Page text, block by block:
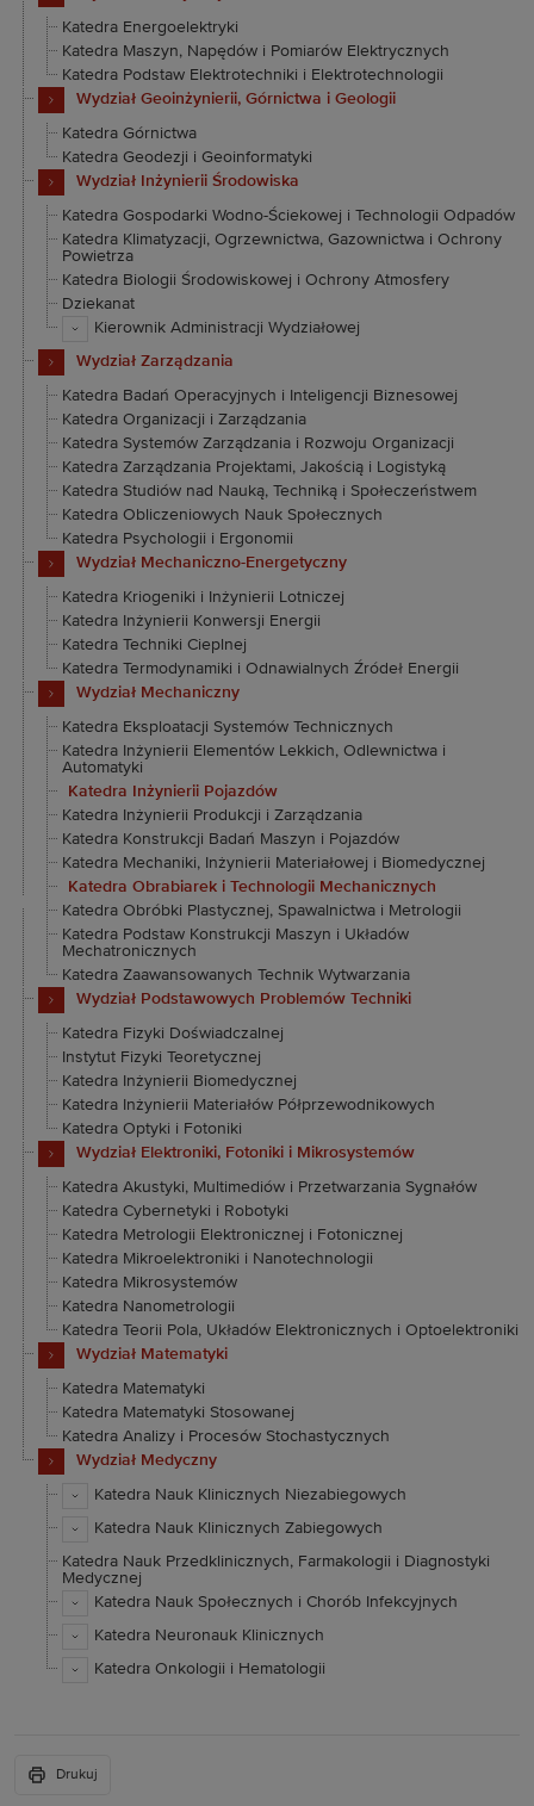
Katedra Energoelektryki
Katedra Maszyn, Napędów i Pomiarów Elektrycznych
Katedra Podstaw Elektrotechniki i Elektrotechnologii
Wydział Geoinżynierii, Górnictwa i Geologii
Katedra Górnictwa
Katedra Geodezji i Geoinformatyki
Wydział Inżynierii Środowiska
Katedra Gospodarki Wodno-Ściekowej i Technologii Odpadów
Katedra Klimatyzacji, Ogrzewnictwa, Gazownictwa i Ochrony
Powietrza
Katedra Biologii Środowiskowej i Ochrony Atmosfery
Dziekanat
Kierownik Administracji Wydziałowej
Wydział Zarządzania
Katedra Badań Operacyjnych i Inteligencji Biznesowej
Katedra Organizacji i Zarządzania
Katedra Systemów Zarządzania i Rozwoju Organizacji
Katedra Zarządzania Projektami, Jakością i Logistyką
Katedra Studiów nad Nauką, Techniką i Społeczeństwem
Katedra Obliczeniowych Nauk Społecznych
Katedra Psychologii i Ergonomii
Wydział Mechaniczno-Energetyczny
Katedra Kriogeniki i Inżynierii Lotniczej
Katedra Inżynierii Konwersji Energii
Katedra Techniki Cieplnej
Katedra Termodynamiki i Odnawialnych Źródeł Energii
Wydział Mechaniczny
Katedra Eksploatacji Systemów Technicznych
Katedra Inżynierii Elementów Lekkich, Odlewnictwa i
Automatyki
Katedra Inżynierii Pojazdów
Katedra Inżynierii Produkcji i Zarządzania
Katedra Konstrukcji Badań Maszyn i Pojazdów
Katedra Mechaniki, Inżynierii Materiałowej i Biomedycznej
Katedra Obrabiarek i Technologii Mechanicznych
Katedra Obróbki Plastycznej, Spawalnictwa i Metrologii
Katedra Podstaw Konstrukcji Maszyn i Układów
Mechatronicznych
Katedra Zaawansowanych Technik Wytwarzania
Wydział Podstawowych Problemów Techniki
Katedra Fizyki Doświadczalnej
Instytut Fizyki Teoretycznej
Katedra Inżynierii Biomedycznej
Katedra Inżynierii Materiałów Półprzewodnikowych
Katedra Optyki i Fotoniki
Wydział Elektroniki, Fotoniki i Mikrosystemów
Katedra Akustyki, Multimediów i Przetwarzania Sygnałów
Katedra Cybernetyki i Robotyki
Katedra Metrologii Elektronicznej i Fotonicznej
Katedra Mikroelektroniki i Nanotechnologii
Katedra Mikrosystemów
Katedra Nanometrologii
Katedra Teorii Pola, Układów Elektronicznych i Optoelektroniki
Wydział Matematyki
Katedra Matematyki
Katedra Matematyki Stosowanej
Katedra Analizy i Procesów Stochastycznych
Wydział Medyczny
Katedra Nauk Klinicznych Niezabiegowych
Katedra Nauk Klinicznych Zabiegowych
Katedra Nauk Przedklinicznych, Farmakologii i Diagnostyki
Medycznej
Katedra Nauk Społecznych i Chorób Infekcyjnych
Katedra Neuronauk Klinicznych
Katedra Onkologii i Hematologii
Drukuj